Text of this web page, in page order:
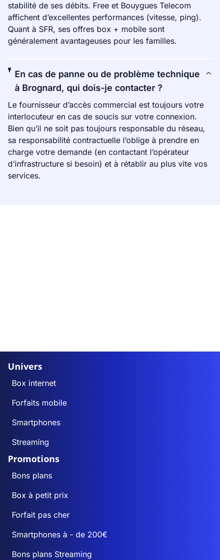
stabilité de ses débits. Free et Bouygues Telecom
affichent d’excellentes performances (vitesse, ping).
Quant à SFR, ses offres box + mobile sont
généralement avantageuses pour les familles.
En cas de panne ou de problème technique
à Brognard, qui dois-je contacter ?
Le fournisseur d’accès commercial est toujours votre
interlocuteur en cas de soucis sur votre connexion.
Bien qu’il ne soit pas toujours responsable du réseau,
sa responsabilité contractuelle l’oblige à prendre en
charge votre demande (en contactant l’opérateur
d’infrastructure si besoin) et à rétablir au plus vite vos
services.
Univers
Box internet
Forfaits mobile
Smartphones
Streaming
Promotions
Bons plans
Box à petit prix
Forfait pas cher
Smartphones à - de 200€
Bons plans Streaming